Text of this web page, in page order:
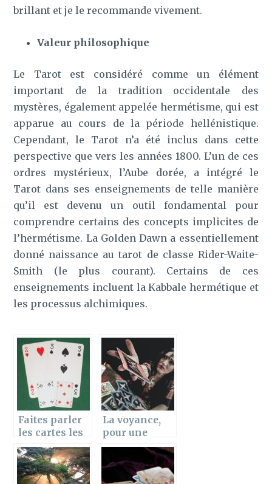
brillant et je le recommande vivement.
Valeur philosophique
Le Tarot est considéré comme un élément
important de la tradition occidentale des
mystères, également appelée hermétisme, qui est
apparue au cours de la période hellénistique.
Cependant, le Tarot n’a été inclus dans cette
perspective que vers les années 1800. L’un de ces
ordres mystérieux, l’Aube dorée, a intégré le
Tarot dans ses enseignements de telle manière
qu’il est devenu un outil fondamental pour
comprendre certains des concepts implicites de
l’hermétisme. La Golden Dawn a essentiellement
donné naissance au tarot de classe Rider-Waite-
Smith (le plus courant). Certains de ces
enseignements incluent la Kabbale hermétique et
les processus alchimiques.
Faites parler
les cartes les
amis
La voyance,
pour une
ouverture
d’esprit plus
large